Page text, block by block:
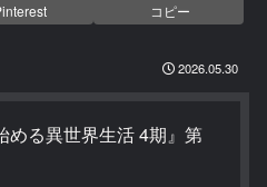
コピー
2026.05.30
める異世界生活 4期』第